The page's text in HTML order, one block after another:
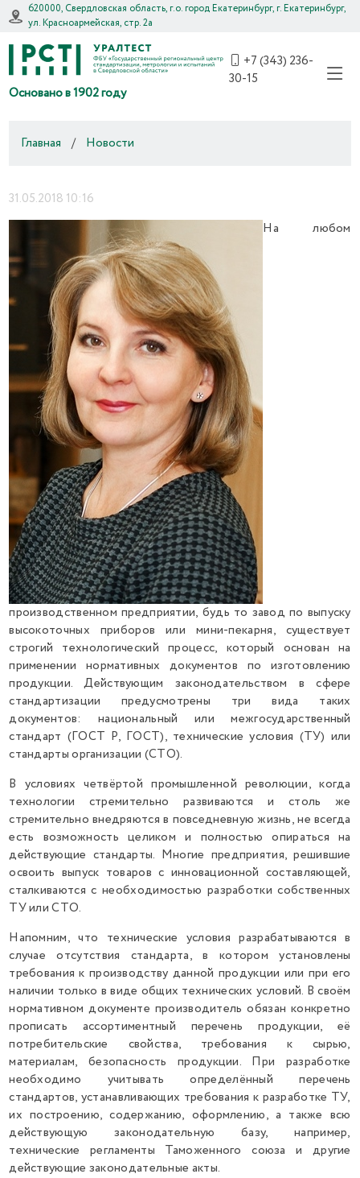
620000, Свердловская область, г.о. город Екатеринбург, г. Екатеринбург,
ул. Красноармейская, стр. 2а
Основано в 1902 году
+7 (343) 236-
30-15
Главная / Новости
31.05.2018 10:16
На любом
производственном предприятии, будь то завод по выпуску
высокоточных приборов или мини-пекарня, существует
строгий технологический процесс, который основан на
применении нормативных документов по изготовлению
продукции. Действующим законодательством в сфере
стандартизации предусмотрены три вида таких
документов: национальный или межгосударственный
стандарт (ГОСТ Р, ГОСТ), технические условия (ТУ) или
стандарты организации (СТО).
В условиях четвёртой промышленной революции, когда
технологии стремительно развиваются и столь же
стремительно внедряются в повседневную жизнь, не всегда
есть возможность целиком и полностью опираться на
действующие стандарты. Многие предприятия, решившие
освоить выпуск товаров с инновационной составляющей,
сталкиваются с необходимостью разработки собственных
ТУ или СТО.
Напомним, что технические условия разрабатываются в
случае отсутствия стандарта, в котором установлены
требования к производству данной продукции или при его
наличии только в виде общих технических условий. В своём
нормативном документе производитель обязан конкретно
прописать ассортиментный перечень продукции, её
потребительские свойства, требования к сырью,
материалам, безопасность продукции. При разработке
необходимо учитывать определённый перечень
стандартов, устанавливающих требования к разработке ТУ,
их построению, содержанию, оформлению, а также всю
действующую законодательную базу, например,
технические регламенты Таможенного союза и другие
действующие законодательные акты.